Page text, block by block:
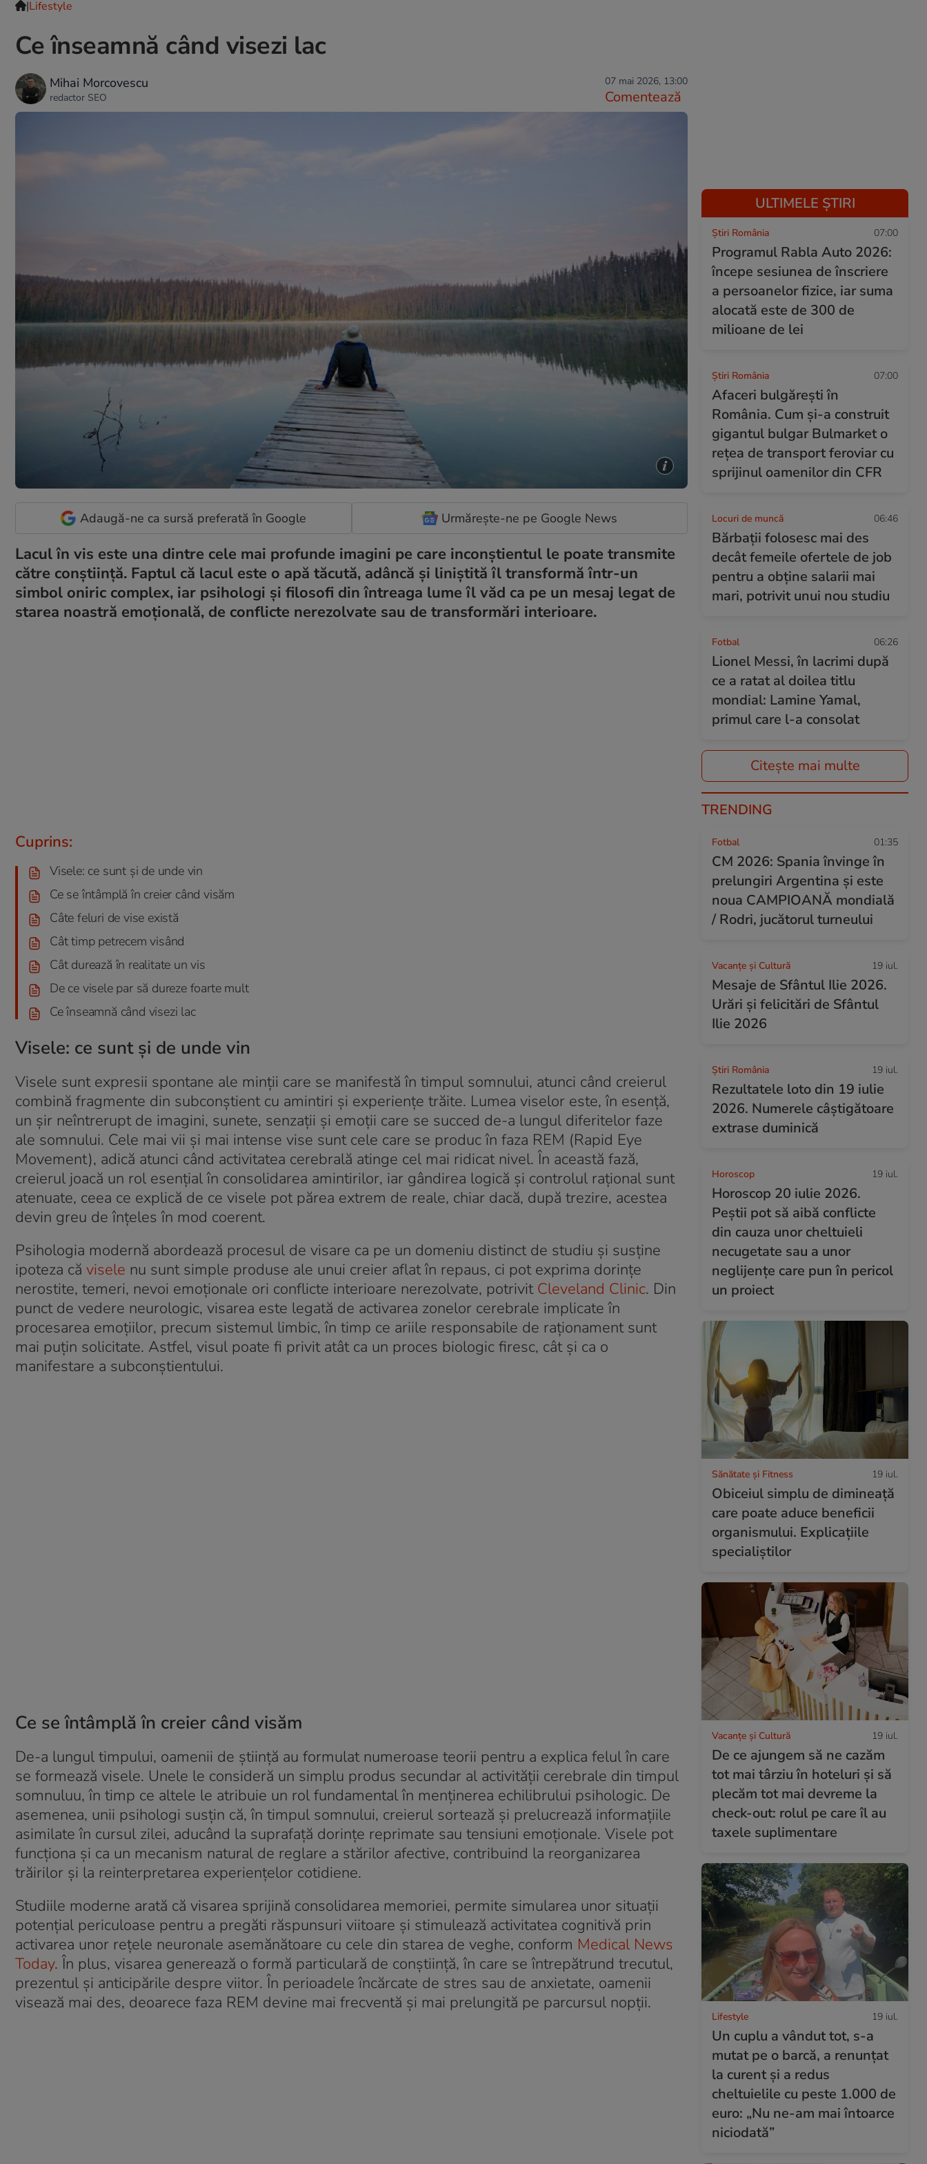
|Lifestyle
Ce înseamnă când visezi lac
Mihai Morcovescu
redactor SEO
07 mai 2026, 13:00
Comentează
Adaugă-ne ca sursă preferată în Google Urmărește-ne pe Google News
Lacul în vis este una dintre cele mai profunde imagini pe care inconștientul le poate transmite
către conștiință. Faptul că lacul este o apă tăcută, adâncă și liniștită îl transformă într-un
simbol oniric complex, iar psihologi și filosofi din întreaga lume îl văd ca pe un mesaj legat de
starea noastră emoțională, de conflicte nerezolvate sau de transformări interioare.
Cuprins:
Visele: ce sunt și de unde vin
Ce se întâmplă în creier când visăm
Câte feluri de vise există
Cât timp petrecem visând
Cât durează în realitate un vis
De ce visele par să dureze foarte mult
Ce înseamnă când visezi lac
Visele: ce sunt și de unde vin
Visele sunt expresii spontane ale minții care se manifestă în timpul somnului, atunci când creierul
combină fragmente din subconștient cu amintiri și experiențe trăite. Lumea viselor este, în esență,
un șir neîntrerupt de imagini, sunete, senzații și emoții care se succed de-a lungul diferitelor faze
ale somnului. Cele mai vii și mai intense vise sunt cele care se produc în faza REM (Rapid Eye
Movement), adică atunci când activitatea cerebrală atinge cel mai ridicat nivel. În această fază,
creierul joacă un rol esențial în consolidarea amintirilor, iar gândirea logică și controlul rațional sunt
atenuate, ceea ce explică de ce visele pot părea extrem de reale, chiar dacă, după trezire, acestea
devin greu de înțeles în mod coerent.
Psihologia modernă abordează procesul de visare ca pe un domeniu distinct de studiu și susține
ipoteza că visele nu sunt simple produse ale unui creier aflat în repaus, ci pot exprima dorințe
nerostite, temeri, nevoi emoționale ori conflicte interioare nerezolvate, potrivit Cleveland Clinic. Din
punct de vedere neurologic, visarea este legată de activarea zonelor cerebrale implicate în
procesarea emoțiilor, precum sistemul limbic, în timp ce ariile responsabile de raționament sunt
mai puțin solicitate. Astfel, visul poate fi privit atât ca un proces biologic firesc, cât și ca o
manifestare a subconștientului.
Ce se întâmplă în creier când visăm
De-a lungul timpului, oamenii de știință au formulat numeroase teorii pentru a explica felul în care
se formează visele. Unele le consideră un simplu produs secundar al activității cerebrale din timpul
somnuluu, în timp ce altele le atribuie un rol fundamental în menținerea echilibrului psihologic. De
asemenea, unii psihologi susțin că, în timpul somnului, creierul sortează și prelucrează informațiile
asimilate în cursul zilei, aducând la suprafață dorințe reprimate sau tensiuni emoționale. Visele pot
funcționa și ca un mecanism natural de reglare a stărilor afective, contribuind la reorganizarea
trăirilor și la reinterpretarea experiențelor cotidiene.
Studiile moderne arată că visarea sprijină consolidarea memoriei, permite simularea unor situații
potențial periculoase pentru a pregăti răspunsuri viitoare și stimulează activitatea cognitivă prin
activarea unor rețele neuronale asemănătoare cu cele din starea de veghe, conform Medical News
Today. În plus, visarea generează o formă particulară de conștiință, în care se întrepătrund trecutul,
prezentul și anticipările despre viitor. În perioadele încărcate de stres sau de anxietate, oamenii
visează mai des, deoarece faza REM devine mai frecventă și mai prelungită pe parcursul nopții.
ULTIMELE ȘTIRI
Știri România 07:00
Programul Rabla Auto 2026:
începe sesiunea de înscriere
a persoanelor fizice, iar suma
alocată este de 300 de
milioane de lei
Știri România 07:00
Afaceri bulgărești în
România. Cum și-a construit
gigantul bulgar Bulmarket o
rețea de transport feroviar cu
sprijinul oamenilor din CFR
Locuri de muncă 06:46
Bărbații folosesc mai des
decât femeile ofertele de job
pentru a obține salarii mai
mari, potrivit unui nou studiu
Fotbal 06:26
Lionel Messi, în lacrimi după
ce a ratat al doilea titlu
mondial: Lamine Yamal,
primul care l-a consolat
Citește mai multe
TRENDING
Fotbal 01:35
CM 2026: Spania învinge în
prelungiri Argentina și este
noua CAMPIOANĂ mondială
/ Rodri, jucătorul turneului
Vacanțe și Cultură 19 iul.
Mesaje de Sfântul Ilie 2026.
Urări și felicitări de Sfântul
Ilie 2026
Știri România 19 iul.
Rezultatele loto din 19 iulie
2026. Numerele câștigătoare
extrase duminică
Horoscop 19 iul.
Horoscop 20 iulie 2026.
Peștii pot să aibă conflicte
din cauza unor cheltuieli
necugetate sau a unor
neglijențe care pun în pericol
un proiect
Sănătate și Fitness 19 iul.
Obiceiul simplu de dimineață
care poate aduce beneficii
organismului. Explicațiile
specialiștilor
Vacanțe și Cultură 19 iul.
De ce ajungem să ne cazăm
tot mai târziu în hoteluri și să
plecăm tot mai devreme la
check-out: rolul pe care îl au
taxele suplimentare
Lifestyle 19 iul.
Un cuplu a vândut tot, s-a
mutat pe o barcă, a renunțat
la curent și a redus
cheltuielile cu peste 1.000 de
euro: „Nu ne-am mai întoarce
niciodată”